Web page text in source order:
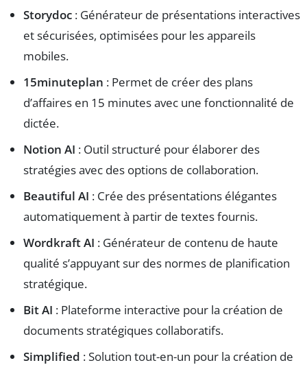
Storydoc : Générateur de présentations interactives
et sécurisées, optimisées pour les appareils
mobiles.
15minuteplan : Permet de créer des plans
d’affaires en 15 minutes avec une fonctionnalité de
dictée.
Notion AI : Outil structuré pour élaborer des
stratégies avec des options de collaboration.
Beautiful AI : Crée des présentations élégantes
automatiquement à partir de textes fournis.
Wordkraft AI : Générateur de contenu de haute
qualité s’appuyant sur des normes de planification
stratégique.
Bit AI : Plateforme interactive pour la création de
documents stratégiques collaboratifs.
Simplified : Solution tout-en-un pour la création de